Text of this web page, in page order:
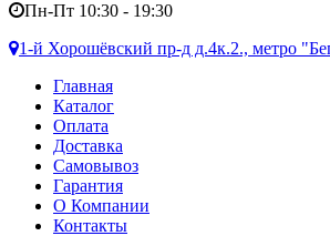
Пн-Пт 10:30 - 19:30
1-й Хорошёвский пр-д д.4к.2., метро
Главная
Каталог
Оплата
Доставка
Самовывоз
Гарантия
О Компании
Контакты